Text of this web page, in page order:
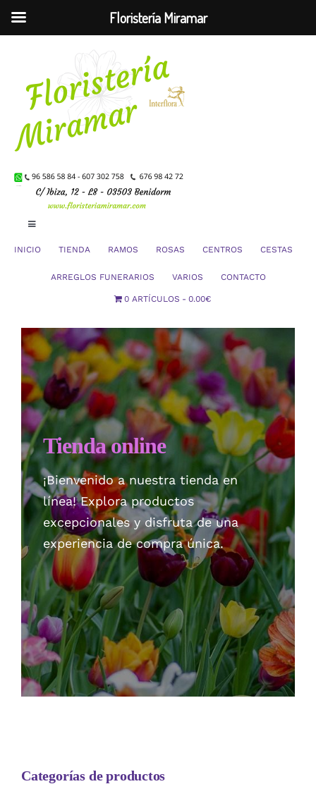
contenido
Toggle
Checkout
Politica de privacidad
INICIO TIENDA RAMOS ROSAS CENTROS CESTAS
ARREGLOS FUNERARIOS VARIOS CONTACTO
0 ARTÍCULOS 0.00€
Tienda online
¡Bienvenido a nuestra tienda en
línea! Explora productos
excepcionales y disfruta de una
experiencia de compra única.
Categorías de productos
Floristería Miramar